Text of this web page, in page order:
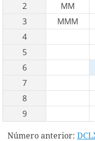
2
MM
3
MMM
4
5
6
7
8
9
Número anterior: